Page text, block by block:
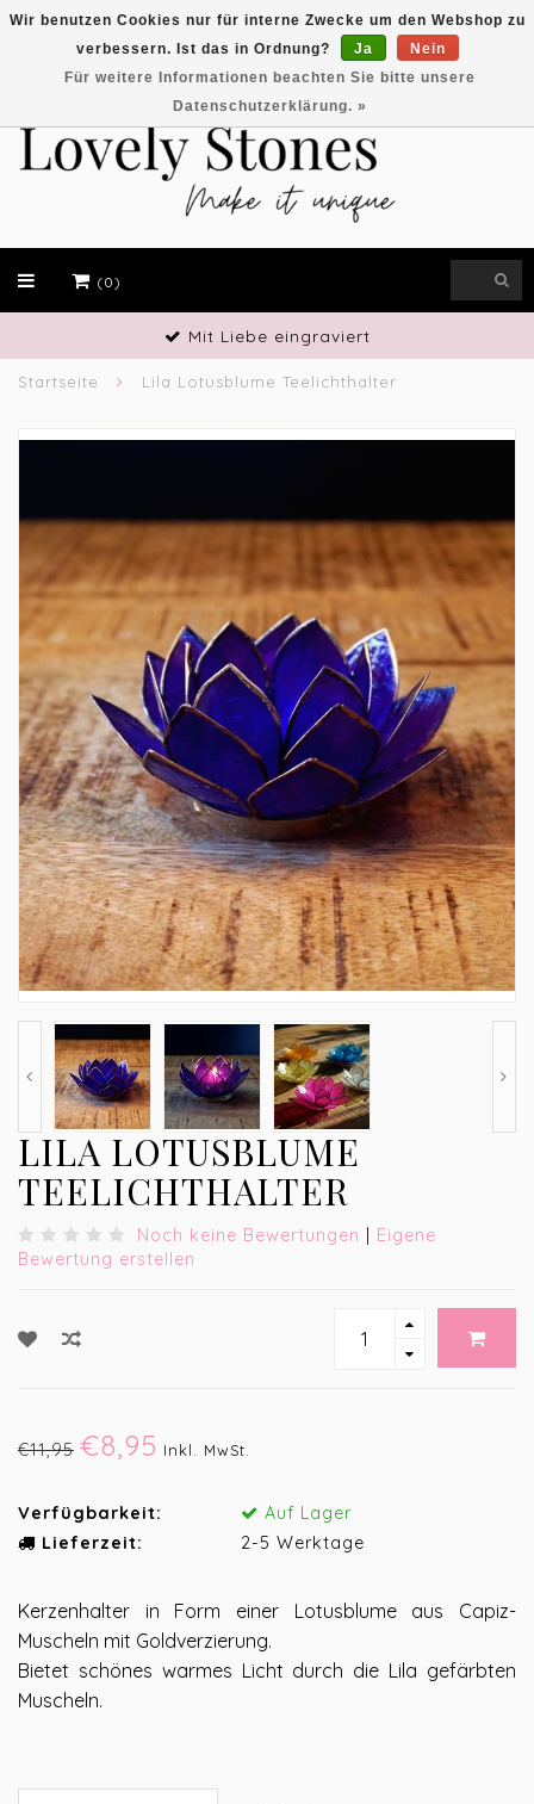
EUR
(0)
Mit Liebe eingraviert
Startseite Lila Lotusblume Teelichthalter
LILA LOTUSBLUME
TEELICHTHALTER
Noch keine Bewertungen | Eigene
Bewertung erstellen
€11,95 €8,95 Inkl. MwSt.
Verfügbarkeit:
Auf Lager
Lieferzeit:
2-5 Werktage
Kerzenhalter in Form einer Lotusblume aus Capiz-
Muscheln mit Goldverzierung.
Bietet schönes warmes Licht durch die Lila gefärbten
Muscheln.
Wir benutzen Cookies nur für interne Zwecke um den Webshop zu
verbessern. Ist das in Ordnung?
Ja
Nein
Für weitere Informationen beachten Sie bitte unsere
Datenschutzerklärung. »